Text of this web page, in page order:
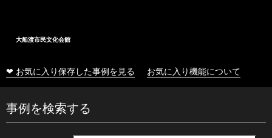
大船渡市民文化会館
❤ お気に入り保存した事例を見る お気に入り機能について
事例を検索する